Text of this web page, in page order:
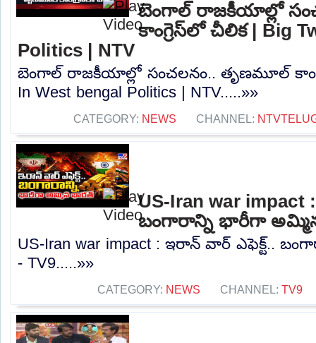
బెంగాల్‌ రాజకీయాల్లో
కాంగ్రెస్‌లో చీలిక | Big
Politics | NTV
బెంగాల్‌ రాజకీయాల్లో సంచలనం.. తృణమూల్
In West bengal Politics | NTV.....»»
CATEGORY: NEWS CHANNEL:
US-Iran war impact
బంగారాన్ని భారీగా
US-Iran war impact : ఇరాన్ వార్ ఎఫెక్ట్..
- TV9.....»»
CATEGORY: NEWS CHANNEL: TV9